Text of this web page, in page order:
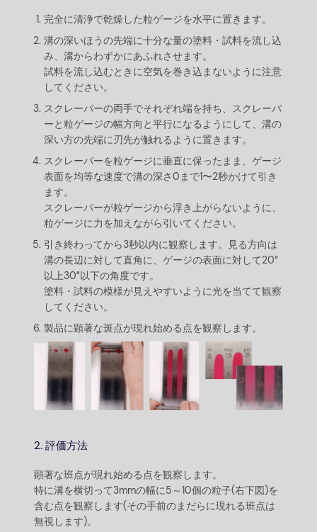
完全に清浄で乾燥した粒ゲージを水平に置きます。
溝の深いほうの先端に十分な量の塗料・試料を流し込
み、溝からわずかにあふれさせます。
試料を流し込むときに空気を巻き込まないように注意
してください。
スクレーパーの両手でそれぞれ端を持ち、スクレーパ
ーと粒ゲージの幅方向と平行になるようにして、溝の
深い方の先端に刃先が触れるように置きます。
スクレーパーを粒ゲージに垂直に保ったまま、ゲージ
表面を均等な速度で溝の深さ0まで1〜2秒かけて引き
ます。
スクレーパーが粒ゲージから浮き上がらないように、
粒ゲージに力を加えながら引いてください。
引き終わってから3秒以内に観察します。見る方向は
溝の長辺に対して直角に、ゲージの表面に対して20°
以上30°以下の角度です。
塗料・試料の模様が見えやすいように光を当てて観察
してください。
製品に顕著な斑点が現れ始める点を観察します。
2. 評価方法
顕著な班点が現れ始める点を観察します。
特に溝を横切って3mmの幅に5～10個の粒子(右下図)を
含む点を観察します(その手前のまだらに現れる班点は
無視します)。